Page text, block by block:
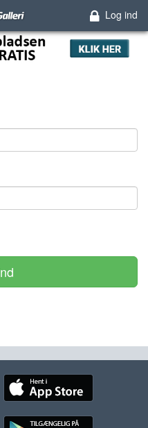
Log ind